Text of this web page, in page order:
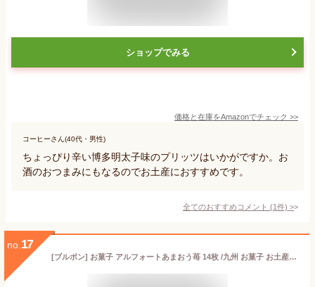
ショップでみる
価格と在庫をAmazonでチェック >>
コーヒーさん(40代・男性)
ちょっぴり辛い博多明太子味のプリッツはいかがですか。お
酒のおつまみにもなるのでお土産におすすめです。
全てのおすすめコメント (1件) >
no. 17
[ブルボン] お菓子 アルフォートあまおう苺 14枚 /九州 お菓子 お土産 あまおう苺 いちご味 ディズニー ミニー